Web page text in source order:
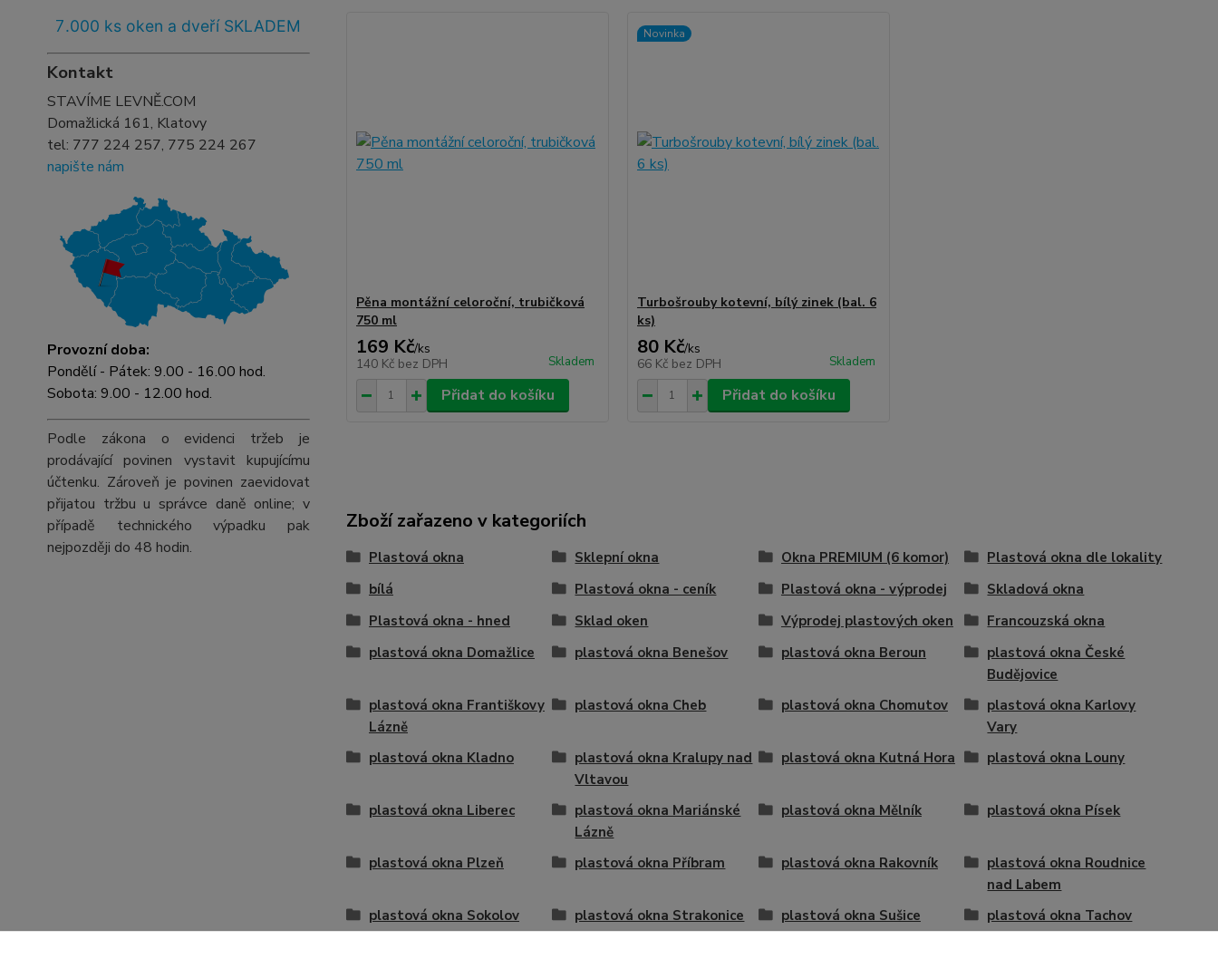
7.000 ks oken a dveří SKLADEM
Kontakt
STAVÍME LEVNĚ.COM
Domažlická 161, Klatovy
tel: 777 224 257, 775 224 267
napište nám
Provozní doba:
Pondělí - Pátek: 9.00 - 16.00 hod.
Sobota: 9.00 - 12.00 hod.
Podle zákona o evidenci tržeb je
prodávající povinen vystavit kupujícímu
účtenku. Zároveň je povinen zaevidovat
přijatou tržbu u správce daně online; v
případě technického výpadku pak
nejpozději do 48 hodin.
Pěna montážní celoroční, trubičková
750 ml
169 Kč/ks
140 Kč bez DPH Skladem
Přidat do košíku
Novinka
Turbošrouby kotevní, bílý zinek (bal. 6
ks)
80 Kč/ks
66 Kč bez DPH Skladem
Přidat do košíku
Zboží zařazeno v kategoriích
Plastová okna Sklepní okna Okna PREMIUM (6 komor)
Plastová okna dle lokality
bílá
Plastová okna - ceník Plastová okna - výprodej
Skladová okna
Plastová okna - hned
Sklad oken Výprodej plastových oken
Francouzská okna
plastová okna Domažlice
plastová okna Benešov plastová okna Beroun
plastová okna České
Budějovice
plastová okna Františkovy
Lázně
plastová okna Cheb plastová okna Chomutov
plastová okna Karlovy
Vary
plastová okna Kladno
plastová okna Kralupy nad
Vltavou
plastová okna Kutná Hora plastová okna Louny
plastová okna Liberec
plastová okna Mariánské
Lázně
plastová okna Mělník plastová okna Písek
plastová okna Plzeň plastová okna Příbram plastová okna Rakovník
plastová okna Roudnice
nad Labem
plastová okna Sokolov
plastová okna Strakonice plastová okna Sušice
plastová okna Tachov